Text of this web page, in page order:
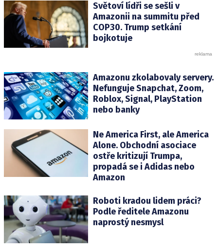
Světoví lídři se sešli v
Amazonii na summitu před
COP30. Trump setkání
bojkotuje
Amazonu zkolabovaly servery.
Nefunguje Snapchat, Zoom,
Roblox, Signal, PlayStation
nebo banky
Ne America First, ale America
Alone. Obchodní asociace
ostře kritizují Trumpa,
propadá se i Adidas nebo
Amazon
Roboti kradou lidem práci?
Podle ředitele Amazonu
naprostý nesmysl